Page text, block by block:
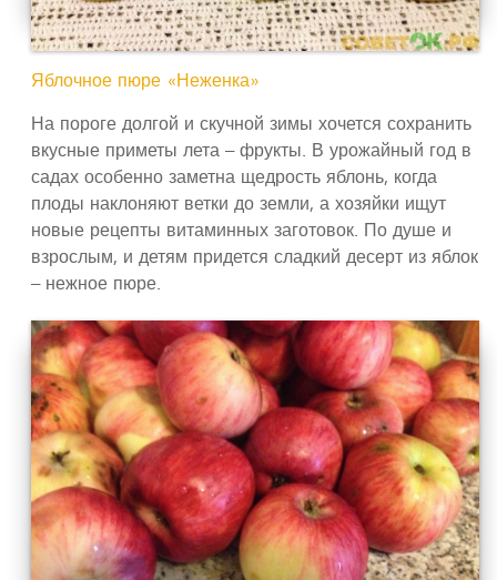
Яблочное пюре «Неженка»
На пороге долгой и скучной зимы хочется сохранить
вкусные приметы лета – фрукты. В урожайный год в
садах особенно заметна щедрость яблонь, когда
плоды наклоняют ветки до земли, а хозяйки ищут
новые рецепты витаминных заготовок. По душе и
взрослым, и детям придется сладкий десерт из яблок
– нежное пюре.